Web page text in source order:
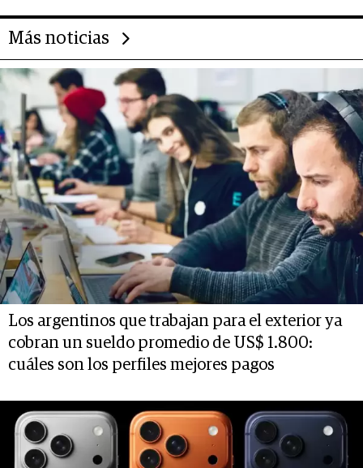
Más noticias
Los argentinos que trabajan para el exterior ya
cobran un sueldo promedio de US$ 1.800:
cuáles son los perfiles mejores pagos